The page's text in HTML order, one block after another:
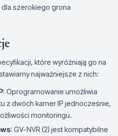
szerokiego grona
które wyróżniają go na
najważniejsze z nich:
: Oprogramowanie umożliwia
z dwóch kamer IP jednocześnie,
monitoringu.
: GV-NVR (2) jest kompatybilne